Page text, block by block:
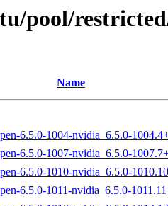
pool/
Name
6.5.0-1004-nvidia_6.5.0-
6.5.0-1007-nvidia_6.5.0-
6.5.0-1010-nvidia_6.5.0-
6.5.0-1011-nvidia_6.5.0-